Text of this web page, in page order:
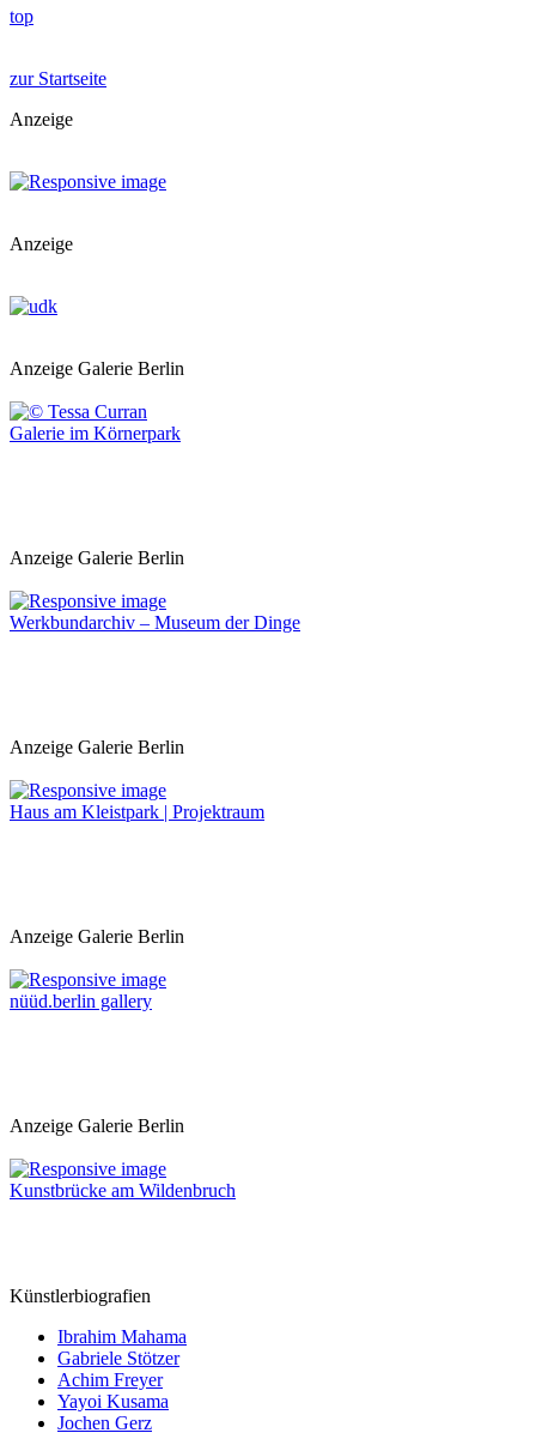
top
zur Startseite
Anzeige
Anzeige
Anzeige Galerie Berlin
Galerie im Körnerpark
Anzeige Galerie Berlin
Werkbundarchiv – Museum der Dinge
Anzeige Galerie Berlin
Haus am Kleistpark | Projektraum
Anzeige Galerie Berlin
nüüd.berlin gallery
Anzeige Galerie Berlin
Kunstbrücke am Wildenbruch
Künstlerbiografien
Ibrahim Mahama
Gabriele Stötzer
Achim Freyer
Yayoi Kusama
Jochen Gerz